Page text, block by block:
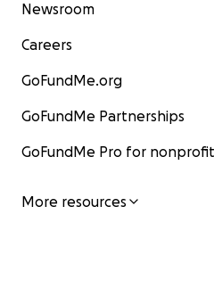
Newsroom
Careers
GoFundMe.org
GoFundMe Partnerships
GoFundMe Pro for
More resources